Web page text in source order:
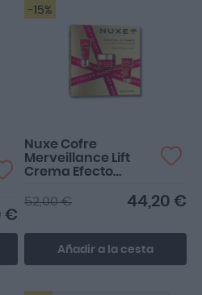
€
-15%
Nuxe Cofre
Merveillance Lift
Crema Efecto
Contorno Ojos 15ml44,20 €
52,00 €
Añadir a la cesta